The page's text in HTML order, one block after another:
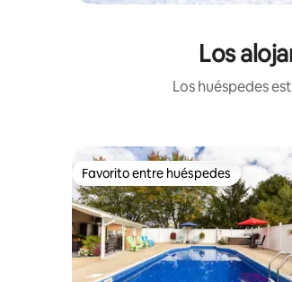
Los
Los huéspedes
Favorito entre huéspedes
Favorito entre huéspedes